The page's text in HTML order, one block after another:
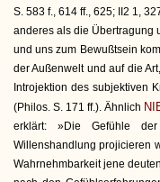
S. 583 f., 614 ff., 625; II2 1,
anderes als die Übertragung
und uns zum Bewußtsein
der Außenwelt und auf die
Introjektion des subjektiven
(Philos. S. 171 ff.). Ähnlich
erklärt: »Die Gefühle der
Willenshandlung projicieren
Wahrnehmbarkeit jene